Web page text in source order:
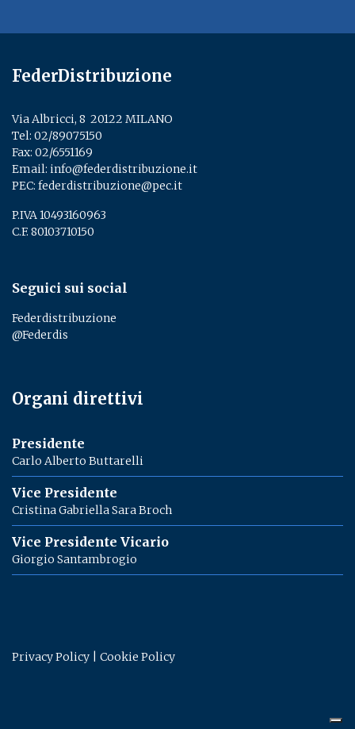
FederDistribuzione
Via Albricci, 8 ­ 20122 MILANO
Tel: 02/89075150
Fax: 02/6551169
Email: info@federdistribuzione.it
PEC: federdistribuzione@pec.it
P.IVA 10493160963
C.F. 80103710150
Seguici sui social
Federdistribuzione
@Federdis
Organi direttivi
Presidente
Carlo Alberto Buttarelli
Vice Presidente
Cristina Gabriella Sara Broch
Vice Presidente Vicario
Giorgio Santambrogio
Privacy Policy Cookie Policy